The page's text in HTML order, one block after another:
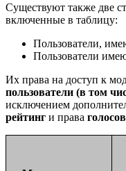
Существуют также две
включенные в таблицу:
Пользователи,
Пользователи
Их права на доступ к
пользователи (в том
исключением
рейтинг и права